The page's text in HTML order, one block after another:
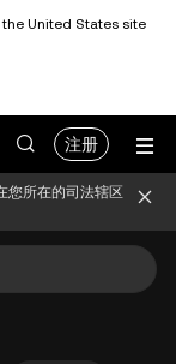
United States site
注册
您所在的司法辖区